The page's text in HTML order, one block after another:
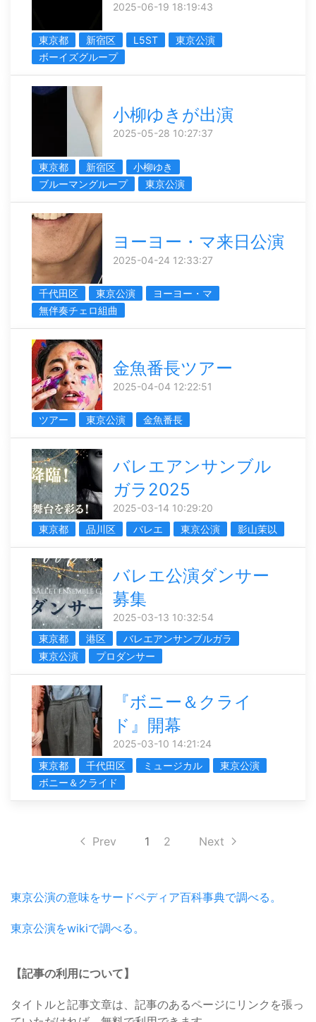
2025-06-19 18:19:43
東京都 新宿区 L5ST
東京公演
ボーイズグループ
小柳ゆきが出演
2025-05-28 10:27:37
東京都 新宿区
小柳ゆき
ブルーマングループ
東京公演
ヨーヨー・マ来日公演
2025-04-24 12:33:27
千代田区 東京公演
ヨーヨー・マ
無伴奏チェロ組曲
金魚番長ツアー
2025-04-04 12:22:51
ツアー 東京公演 金魚番長
バレエアンサンブル
ガラ2025
2025-03-14 10:29:20
東京都
品川区 バレエ 東京公演 影山茉以
バレエ公演ダンサー
募集
2025-03-13 10:32:54
東京都
港区
バレエアンサンブルガラ
東京公演
プロダンサー
『ボニー＆クライ
ド』開幕
2025-03-10 14:21:24
東京都
千代田区 ミュージカル
東京公演
ボニー＆クライド
Prev 1 2 Next
東京公演の意味をサードペディア百科事典で調べる。
東京公演をwikiで調べる。
【記事の利用について】
タイトルと記事文章は、記事のあるページにリンクを張っ